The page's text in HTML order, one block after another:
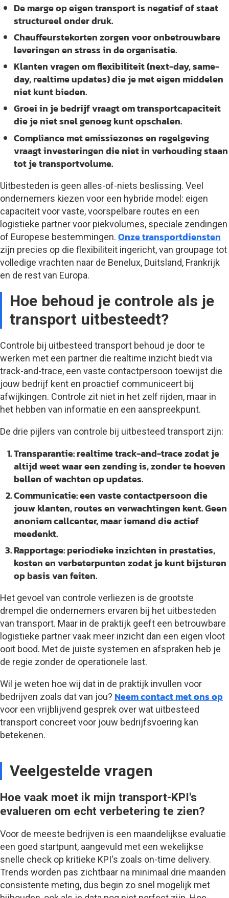
De marge op eigen transport is negatief of staat
structureel onder druk.
Chauffeurstekorten zorgen voor onbetrouwbare
leveringen en stress in de organisatie.
Klanten vragen om flexibiliteit (next-day, same-
day, realtime updates) die je met eigen middelen
niet kunt bieden.
Groei in je bedrijf vraagt om transportcapaciteit
die je niet snel genoeg kunt opschalen.
Compliance met emissiezones en regelgeving
vraagt investeringen die niet in verhouding staan
tot je transportvolume.
Uitbesteden is geen alles-of-niets beslissing. Veel
ondernemers kiezen voor een hybride model: eigen
capaciteit voor vaste, voorspelbare routes en een
logistieke partner voor piekvolumes, speciale zendingen
of Europese bestemmingen. Onze transportdiensten
zijn precies op die flexibiliteit ingericht, van groupage tot
volledige vrachten naar de Benelux, Duitsland, Frankrijk
en de rest van Europa.
Hoe behoud je controle als je
transport uitbesteedt?
Controle bij uitbesteed transport behoud je door te
werken met een partner die realtime inzicht biedt via
track-and-trace, een vaste contactpersoon toewijst die
jouw bedrijf kent en proactief communiceert bij
afwijkingen. Controle zit niet in het zelf rijden, maar in
het hebben van informatie en een aanspreekpunt.
De drie pijlers van controle bij uitbesteed transport zijn:
Transparantie:realtime track-and-trace zodat je
altijd weet waar een zending is, zonder te hoeven
bellen of wachten op updates.
Communicatie:een vaste contactpersoon die
jouw klanten, routes en verwachtingen kent. Geen
anoniem callcenter, maar iemand die actief
meedenkt.
Rapportage:periodieke inzichten in prestaties,
kosten en verbeterpunten zodat je kunt bijsturen
op basis van feiten.
Het gevoel van controle verliezen is de grootste
drempel die ondernemers ervaren bij het uitbesteden
van transport. Maar in de praktijk geeft een betrouwbare
logistieke partner vaak meer inzicht dan een eigen vloot
ooit bood. Met de juiste systemen en afspraken heb je
de regie zonder de operationele last.
Wil je weten hoe wij dat in de praktijk invullen voor
bedrijven zoals dat van jou? Neem contact met ons op
voor een vrijblijvend gesprek over wat uitbesteed
transport concreet voor jouw bedrijfsvoering kan
betekenen.
Veelgestelde vragen
Hoe vaak moet ik mijn transport-KPI's
evalueren om echt verbetering te zien?
Voor de meeste bedrijven is een maandelijkse evaluatie
een goed startpunt, aangevuld met een wekelijkse
snelle check op kritieke KPI's zoals on-time delivery.
Trends worden pas zichtbaar na minimaal drie maanden
consistente meting, dus begin zo snel mogelijk met